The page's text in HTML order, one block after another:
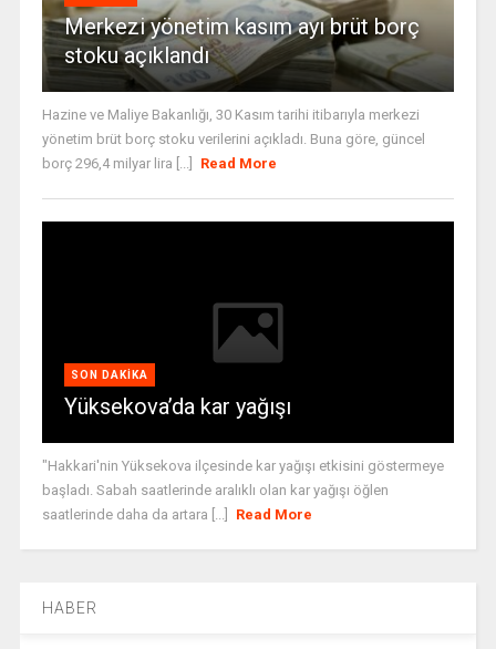
Merkezi yönetim kasım ayı brüt borç
stoku açıklandı
Hazine ve Maliye Bakanlığı, 30 Kasım tarihi itibarıyla merkezi
yönetim brüt borç stoku verilerini açıkladı. Buna göre, güncel
borç 296,4 milyar lira [...]
Read More
SON DAKIKA
Yüksekova’da kar yağışı
"Hakkari'nin Yüksekova ilçesinde kar yağışı etkisini göstermeye
başladı. Sabah saatlerinde aralıklı olan kar yağışı öğlen
saatlerinde daha da artara [...]
Read More
HABER